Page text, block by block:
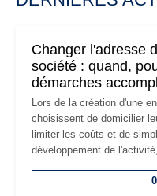
Changer l'adresse
société : quand,
démarches
Lors de la création d'une
choisissent de domicilier
limiter les coûts et de
développement de
professionnels,